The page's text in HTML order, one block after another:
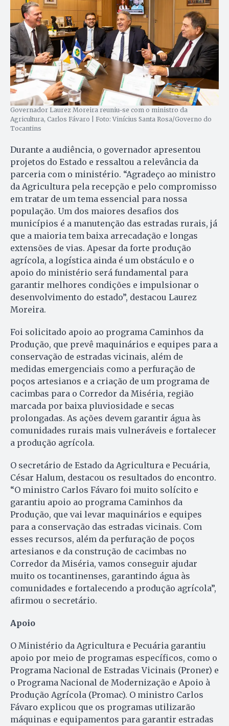
Governador Laurez Moreira reuniu-se com o ministro da
Agricultura, Carlos Fávaro | Foto: Vinícius Santa Rosa/Governo do
Tocantins
Durante a audiência, o governador apresentou
projetos do Estado e ressaltou a relevância da
parceria com o ministério. “Agradeço ao ministro
da Agricultura pela recepção e pelo compromisso
em tratar de um tema essencial para nossa
população. Um dos maiores desafios dos
municípios é a manutenção das estradas rurais, já
que a maioria tem baixa arrecadação e longas
extensões de vias. Apesar da forte produção
agrícola, a logística ainda é um obstáculo e o
apoio do ministério será fundamental para
garantir melhores condições e impulsionar o
desenvolvimento do estado”, destacou Laurez
Moreira.
Foi solicitado apoio ao programa Caminhos da
Produção, que prevê maquinários e equipes para a
conservação de estradas vicinais, além de
medidas emergenciais como a perfuração de
poços artesianos e a criação de um programa de
cacimbas para o Corredor da Miséria, região
marcada por baixa pluviosidade e secas
prolongadas. As ações devem garantir água às
comunidades rurais mais vulneráveis e fortalecer
a produção agrícola.
O secretário de Estado da Agricultura e Pecuária,
César Halum, destacou os resultados do encontro.
“O ministro Carlos Fávaro foi muito solícito e
garantiu apoio ao programa Caminhos da
Produção, que vai levar maquinários e equipes
para a conservação das estradas vicinais. Com
esses recursos, além da perfuração de poços
artesianos e da construção de cacimbas no
Corredor da Miséria, vamos conseguir ajudar
muito os tocantinenses, garantindo água às
comunidades e fortalecendo a produção agrícola”,
afirmou o secretário.
Apoio
O Ministério da Agricultura e Pecuária garantiu
apoio por meio de programas específicos, como o
Programa Nacional de Estradas Vicinais (Proner) e
o Programa Nacional de Modernização e Apoio à
Produção Agrícola (Promac). O ministro Carlos
Fávaro explicou que os programas utilizarão
máquinas e equipamentos para garantir estradas